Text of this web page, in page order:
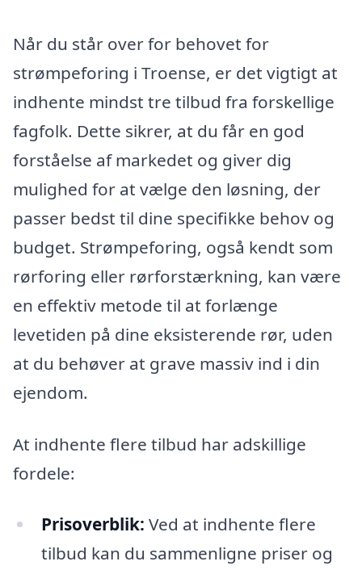
Når du står over for behovet for
strømpeforing i Troense, er det vigtigt at
indhente mindst tre tilbud fra forskellige
fagfolk. Dette sikrer, at du får en god
forståelse af markedet og giver dig
mulighed for at vælge den løsning, der
passer bedst til dine specifikke behov og
budget. Strømpeforing, også kendt som
rørforing eller rørforstærkning, kan være
en effektiv metode til at forlænge
levetiden på dine eksisterende rør, uden
at du behøver at grave massiv ind i din
ejendom.
At indhente flere tilbud har adskillige
fordele:
Prisoverblik: Ved at indhente flere
tilbud kan du sammenligne priser og